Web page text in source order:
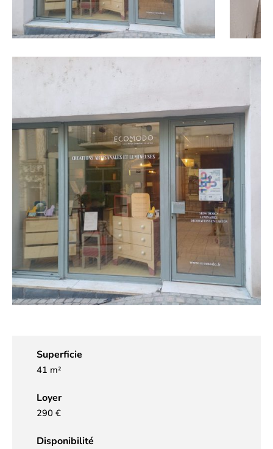
Superficie
41 m²
Loyer
290 €
Disponibilité